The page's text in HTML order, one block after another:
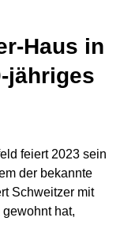
Haus in
jähriges
feiert 2023 sein
der bekannte
Schweitzer mit
hat,